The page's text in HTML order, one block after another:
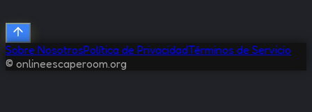
Sobre NosotrosPolítica de PrivacidadTérminos de Servicio
© onlineescaperoom.org